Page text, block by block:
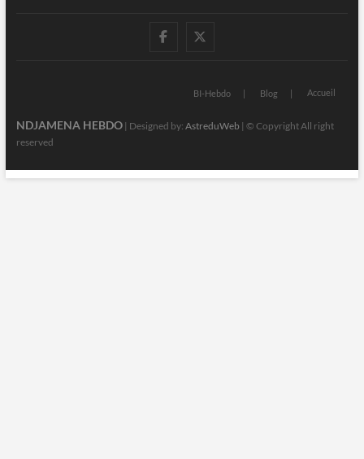
facebook
BI-Hebdo Blog Accueil
NDJAMENA HEBDO| Designed by: AstreduWeb | © Copyright All right
reserved